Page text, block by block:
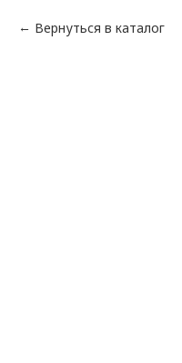
Вернуться в каталог